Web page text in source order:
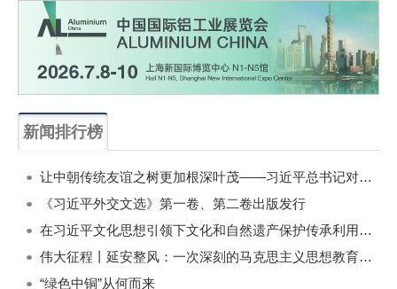
新闻排行榜
让中朝传统友谊之树更加根深叶茂——习近平总书记对朝鲜进行国事访问纪实
《习近平外交文选》第一卷、第二卷出版发行
在习近平文化思想引领下文化和自然遗产保护传承利用工作开创新局面
伟大征程丨延安整风：一次深刻的马克思主义思想教育运动
“绿色中铜”从何而来